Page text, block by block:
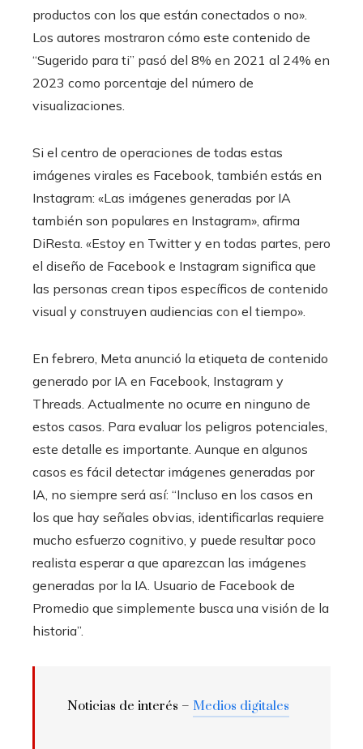
productos con los que están conectados o no».
Los autores mostraron cómo este contenido de
“Sugerido para ti” pasó del 8% en 2021 al 24% en
2023 como porcentaje del número de
visualizaciones.
Si el centro de operaciones de todas estas
imágenes virales es Facebook, también estás en
Instagram: «Las imágenes generadas por IA
también son populares en Instagram», afirma
DiResta. «Estoy en Twitter y en todas partes, pero
el diseño de Facebook e Instagram significa que
las personas crean tipos específicos de contenido
visual y construyen audiencias con el tiempo».
En febrero, Meta anunció la etiqueta de contenido
generado por IA en Facebook, Instagram y
Threads. Actualmente no ocurre en ninguno de
estos casos. Para evaluar los peligros potenciales,
este detalle es importante. Aunque en algunos
casos es fácil detectar imágenes generadas por
IA, no siempre será así: “Incluso en los casos en
los que hay señales obvias, identificarlas requiere
mucho esfuerzo cognitivo, y puede resultar poco
realista esperar a que aparezcan las imágenes
generadas por la IA. Usuario de Facebook de
Promedio que simplemente busca una visión de la
historia”.
Noticias de interés – Medios digitales